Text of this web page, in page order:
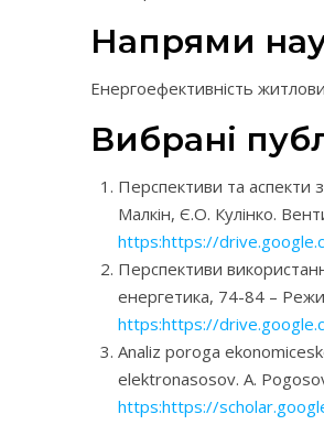
Напрями
Енергоефективність
Вибрані
Перспективи та аспекти
Малкін, Є.О. Кулінко.
https:https://
Перспективи
енергетика, 74-84 –
https:https://
Analiz poroga
elektronasosov. A.
https:https://